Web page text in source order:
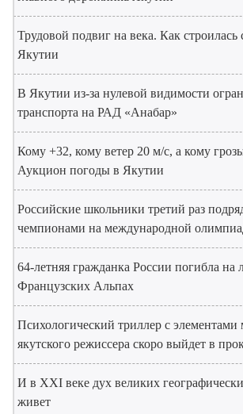
Трудовой подвиг на века. Как
Якутии
В Якутии из-за нулевой видимости
транспорта на РАД «Анабар»
Кому +32, кому ветер 20 м/с, а кому
Аукцион погоды в Якутии
Российские школьники третий раз
чемпионами на международной
64-летняя гражданка России погибла на
Французских Альпах
Психологический триллер с элементами
якутского режиссера скоро выйдет в
И в XXI веке дух великих
живет